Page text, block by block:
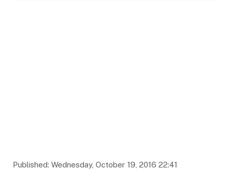
Published: Wednesday, October 19, 2016 22:41